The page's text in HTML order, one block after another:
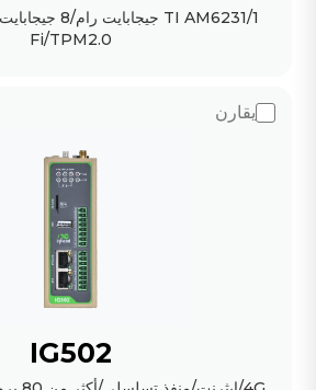
Fi/TPM2.0
يقارن
IG502